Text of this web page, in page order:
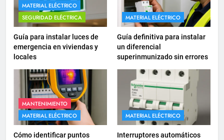
MATERIAL ELÉCTRICO
SEGURIDAD ELÉCTRICA
Guía para instalar luces de
emergencia en viviendas y
locales
MATERIAL ELÉCTRICO
Guía definitiva para instalar
un diferencial
superinmunizado sin errores
MANTENIMIENTO
MATERIAL ELÉCTRICO
Cómo identificar puntos
MATERIAL ELÉCTRICO
Interruptores automáticos
¿Qué es el circuito C2 y para qué
se utiliza según el REBT?
INSTALACIONES ELÉCTRICAS
Cómo diseñar un sistema
eléctrico para pequeños
INSTALACIONES ELÉCTRICAS
18